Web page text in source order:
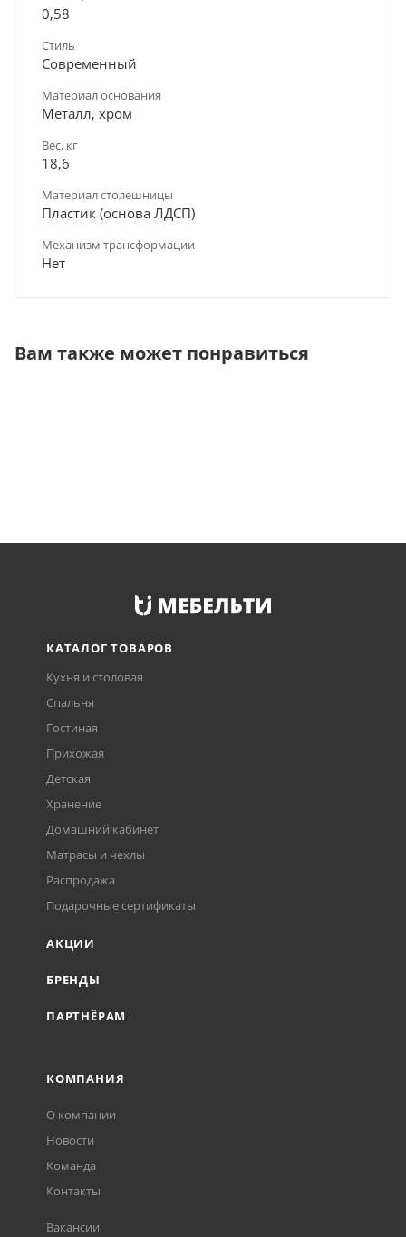
0,58
Стиль
Современный
Материал основания
Металл, хром
Вес, кг
18,6
Материал столешницы
Пластик (основа ЛДСП)
Механизм трансформации
Нет
Вам также может понравиться
КАТАЛОГ ТОВАРОВ
Кухня и столовая
Спальня
Гостиная
Прихожая
Детская
Хранение
Домашний кабинет
Матрасы и чехлы
Распродажа
Подарочные сертификаты
АКЦИИ
БРЕНДЫ
ПАРТНЁРАМ
КОМПАНИЯ
О компании
Новости
Команда
Контакты
Вакансии